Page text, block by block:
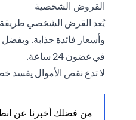
القروض الشخصية
يُعد القرض الشخصي طريقة
وأسعار فائدة جذابة.
في غضون 24 ساعة.
لا تدع نقص الأموال يفسد
من فضلك أخبرنا عن